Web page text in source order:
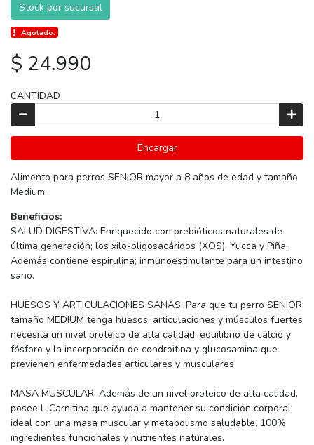
Stock por sucursal
Agotado.
$ 24.990
CANTIDAD
Encargar
Alimento para perros SENIOR mayor a 8 años de edad y tamaño
Medium.
Beneficios:
SALUD DIGESTIVA: Enriquecido con prebióticos naturales de
última generación; los xilo-oligosacáridos (XOS), Yucca y Piña.
Además contiene espirulina; inmunoestimulante para un intestino
sano.
HUESOS Y ARTICULACIONES SANAS: Para que tu perro SENIOR
tamaño MEDIUM tenga huesos, articulaciones y músculos fuertes
necesita un nivel proteico de alta calidad, equilibrio de calcio y
fósforo y la incorporación de condroitina y glucosamina que
previenen enfermedades articulares y musculares.
MASA MUSCULAR: Además de un nivel proteico de alta calidad,
posee L-Carnitina que ayuda a mantener su condición corporal
ideal con una masa muscular y metabolismo saludable. 100%
ingredientes funcionales y nutrientes naturales.